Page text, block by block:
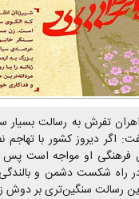
تفرش به رسالت بسیار
اگر دیروز کشور با
فرهنگی او مواجه است پس
راه شکست دشمن و
رسالت سنگین‌تری بر دوش